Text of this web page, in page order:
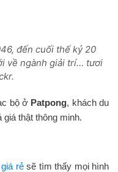
đến cuối thế kỷ 20
về ngành giải trí… tươi
bộ ở Patpong, khách du
thật thông minh.
rẻsẽ tìm thấy mọi hình